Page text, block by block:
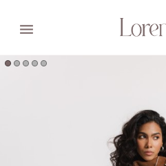
